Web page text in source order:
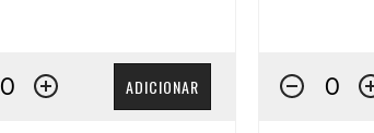
ADICIONAR